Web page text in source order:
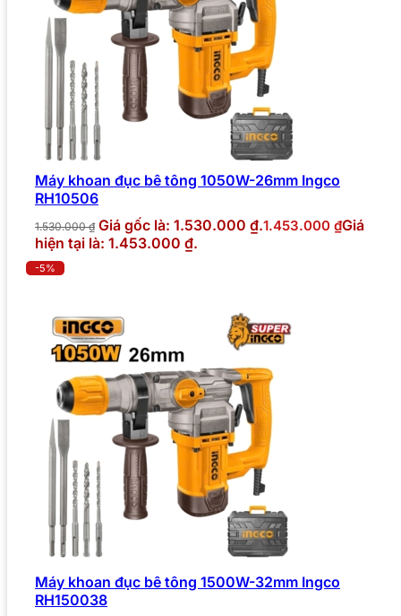
Máy khoan đục bê tông 1050W-26mm Ingco
RH10506
1.530.000₫ Giá gốc là: 1.530.000 ₫.1.453.000 ₫Giá
hiện tại là: 1.453.000 ₫.
-5%
Máy khoan đục bê tông 1500W-32mm Ingco
RH150038